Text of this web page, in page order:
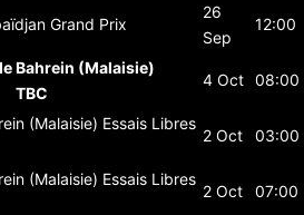
Grand Prix
26
Sep
12:00
Bahrein (Malaisie)
TBC
4 Oct 08:00
(Malaisie) Essais Libres
2 Oct 03:00
(Malaisie) Essais Libres
2 Oct 07:00